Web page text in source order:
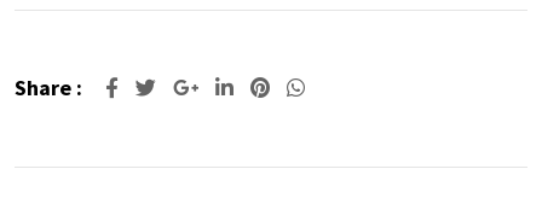
Share : Google+LinkedInPinterest
Whatsapp